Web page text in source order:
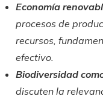
Economía
procesos de
recursos,
efectivo.
Biodiversidad
discuten la